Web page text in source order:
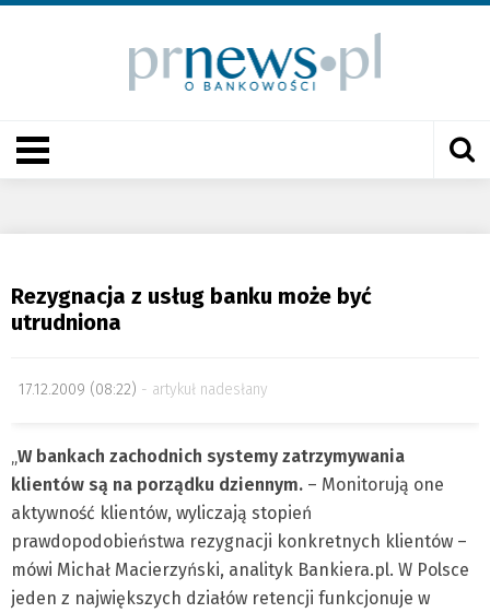
Rezygnacja z usług banku może być
utrudniona
17.12.2009 (08:22) artykuł nadesłany
„W bankach zachodnich systemy zatrzymywania
klientów są na porządku dziennym. – Monitorują one
aktywność klientów, wyliczają stopień
prawdopodobieństwa rezygnacji konkretnych klientów –
mówi Michał Macierzyński, analityk Bankiera.pl. W Polsce
jeden z największych działów retencji funkcjonuje w